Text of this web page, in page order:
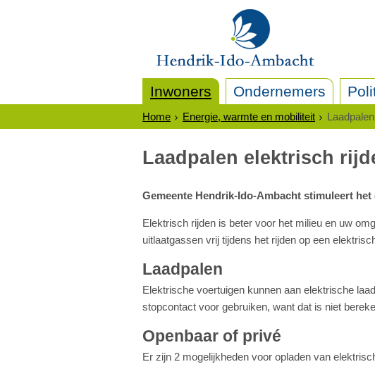
Inwoners Ondernemers
Home Energie, warmte en mobiliteit
Laadpalen elektrisch
Gemeente Hendrik-Ido-Ambacht stimuleert het
Elektrisch rijden is beter voor het milieu en uw
uitlaatgassen vrij tijdens het rijden op een
Laadpalen
Elektrische voertuigen kunnen aan elektrische
stopcontact voor gebruiken, want dat is niet
Openbaar of privé
Er zijn 2 mogelijkheden voor opladen van